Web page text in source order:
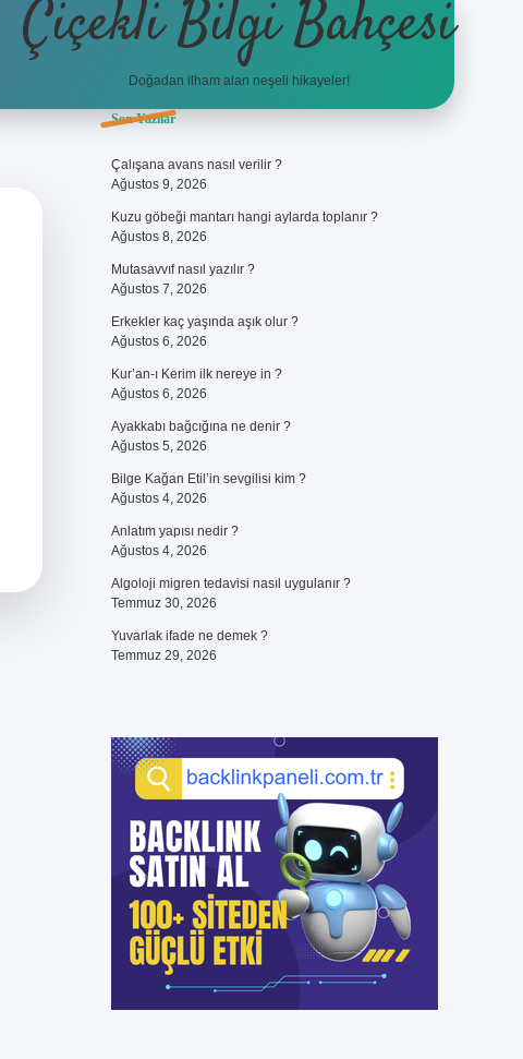
Çiçekli Bilgi Bahçesi
Doğadan ilham alan neşeli hikayeler!
Sidebar
Son Yazılar
Çalışana avans nasıl verilir ?
Ağustos 9, 2026
Kuzu göbeği mantarı hangi aylarda toplanır ?
Ağustos 8, 2026
Mutasavvıf nasıl yazılır ?
Ağustos 7, 2026
Erkekler kaç yaşında aşık olur ?
Ağustos 6, 2026
Kur’an-ı Kerim ilk nereye in ?
Ağustos 6, 2026
Ayakkabı bağcığına ne denir ?
Ağustos 5, 2026
Bilge Kağan Etil’in sevgilisi kim ?
Ağustos 4, 2026
Anlatım yapısı nedir ?
Ağustos 4, 2026
Algoloji migren tedavisi nasıl uygulanır ?
Temmuz 30, 2026
Yuvarlak ifade ne demek ?
Temmuz 29, 2026